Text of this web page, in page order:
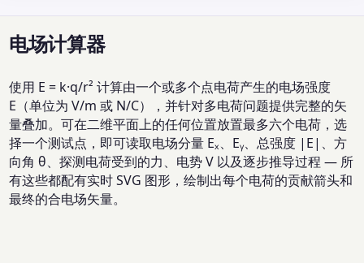
电场计算器
使用 E = k·q/r² 计算由一个或多个点电荷产生的电场强度
E（单位为 V/m 或 N/C），并针对多电荷问题提供完整的矢
量叠加。可在二维平面上的任何位置放置最多六个电荷，选
择一个测试点，即可读取电场分量 Eₓ、Eᵧ、总强度 |E|、方
向角 θ、探测电荷受到的力、电势 V 以及逐步推导过程 — 所
有这些都配有实时 SVG 图形，绘制出每个电荷的贡献箭头和
最终的合电场矢量。